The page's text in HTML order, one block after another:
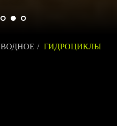
ВОДНОЕ / ГИДРОЦИКЛЫ